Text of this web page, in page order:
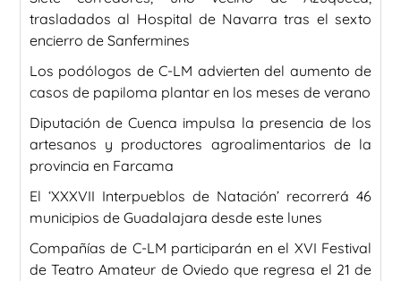
trasladados al Hospital de Navarra tras el sexto
encierro de Sanfermines
Los podólogos de C-LM advierten del aumento de
casos de papiloma plantar en los meses de verano
Diputación de Cuenca impulsa la presencia de los
artesanos y productores agroalimentarios de la
provincia en Farcama
El ‘XXXVII Interpueblos de Natación’ recorrerá 46
municipios de Guadalajara desde este lunes
Compañías de C-LM participarán en el XVI Festival
de Teatro Amateur de Oviedo que regresa el 21 de